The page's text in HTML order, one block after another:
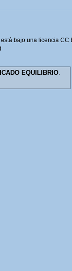
bajo una licencia CC
EQUILIBRIO.